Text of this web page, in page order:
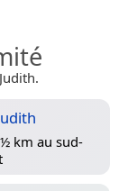
km au sud-